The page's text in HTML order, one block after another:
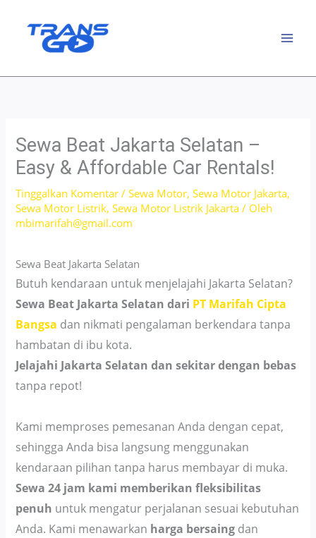
Sewa Beat Jakarta Selatan –
Easy & Affordable Car Rentals!
Tinggalkan Komentar /Sewa Motor,Sewa Motor Jakarta,
Sewa Motor Listrik,Sewa Motor Listrik Jakarta / Oleh
mbimarifah@gmail.com
Sewa Beat Jakarta Selatan
Butuh kendaraan untuk menjelajahi Jakarta Selatan?
Sewa Beat Jakarta Selatan dari PT Marifah Cipta
Bangsa dan nikmati pengalaman berkendara tanpa
hambatan di ibu kota.
Jelajahi Jakarta Selatan dan sekitar dengan bebas
tanpa repot!
Kami memproses pemesanan Anda dengan cepat,
sehingga Anda bisa langsung menggunakan
kendaraan pilihan tanpa harus membayar di muka.
Sewa 24 jam kami memberikan fleksibilitas
penuh untuk mengatur perjalanan sesuai kebutuhan
Anda. Kami menawarkan harga bersaing dan